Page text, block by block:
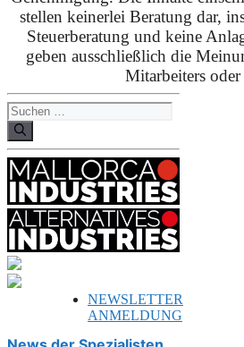
stellen keinerlei Beratung dar,
Steuerberatung und keine
geben ausschließlich die
Mitarbeiters
Suchen
nach:
NEWSLETTER
ANMELDUNG